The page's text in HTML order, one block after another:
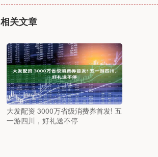
相关文章
大发配资 3000万省级消费券首发! 五
一游四川，好礼送不停